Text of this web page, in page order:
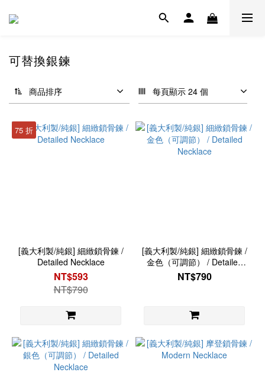
可替換銀鍊
商品排序 每頁顯示 24 個
75 折
[義大利製/純銀] 細緻鎖骨鍊 /
Detailed Necklace
NT$593
NT$790
[義大利製/純銀] 細緻鎖骨鍊 /
金色（可調節） / Detailed
Necklace
NT$790